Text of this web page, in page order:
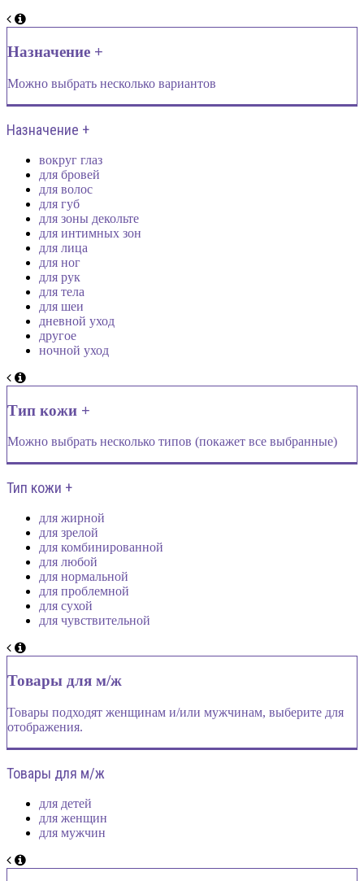
Назначение +
Можно выбрать несколько вариантов
Назначение +
вокруг глаз
для бровей
для волос
для губ
для зоны декольте
для интимных зон
для лица
для ног
для рук
для тела
для шеи
дневной уход
другое
ночной уход
Тип кожи +
Можно выбрать несколько типов (покажет все выбранные)
Тип кожи +
для жирной
для зрелой
для комбинированной
для любой
для нормальной
для проблемной
для сухой
для чувствительной
Товары для м/ж
Товары подходят женщинам и/или мужчинам, выберите для
отображения.
Товары для м/ж
для детей
для женщин
для мужчин